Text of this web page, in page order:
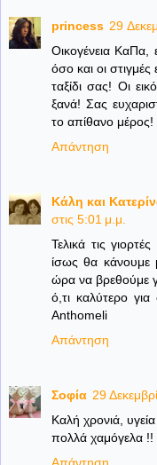
princess 29
Οικογένεια ΚαΠα,
όσο και οι
ταξίδι σας! Οι
ξανά! Σας
το απίθανο μέρος!
Απάντηση
Κάλη και
στις 5:01 μ.μ.
Τελικά τις
ίσως θα κάνουμε
ώρα να βρεθούμε
ό,τι καλύτερο
Anthomeli
Απάντηση
Σοφία 29
Καλή χρονιά, υγεία
πολλά χαμόγελα !!
Απάντηση